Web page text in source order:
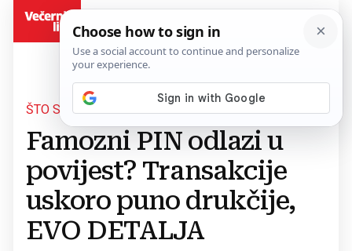
ŠTO SE SVE MIJENJA...
Famozni PIN odlazi u
povijest? Transakcije
uskoro puno drukčije,
EVO DETALJA